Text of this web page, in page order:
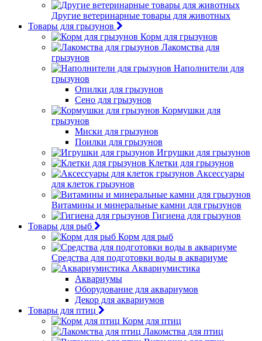
Другие ветеринарные товары для животных
Товары для грызунов
Корм для грызунов
Лакомства для
грызунов
Наполнители для
грызунов
Опилки для грызунов
Сено для грызунов
Кормушки для
грызунов
Миски для грызунов
Поилки для грызунов
Игрушки для грызунов
Клетки для грызунов
Аксессуары
для клеток грызунов
Витамины и минеральные камни для грызунов
Гигиена для грызунов
Товары для рыб
Корм для рыб
Средства для подготовки воды в аквариуме
Аквариумистика
Аквариумы
Оборудование для аквариумов
Декор для аквариумов
Товары для птиц
Корм для птиц
Лакомства для птиц